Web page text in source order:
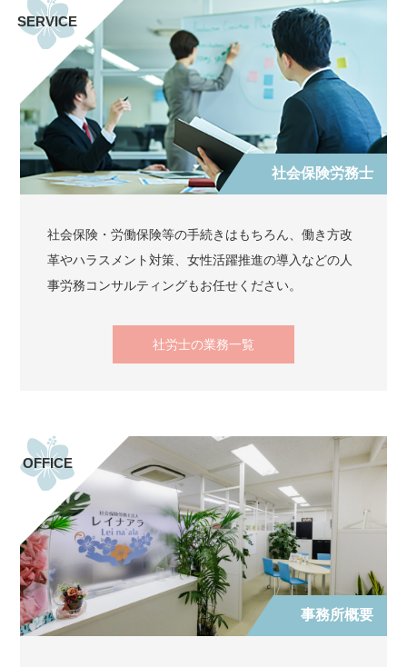
社会保険労務士
社会保険・労働保険等の手続きはもちろん、働き方改
革やハラスメント対策、女性活躍推進の導入などの人
事労務コンサルティングもお任せください。
社労士の業務一覧
SERVICE
事務所概要
OFFICE